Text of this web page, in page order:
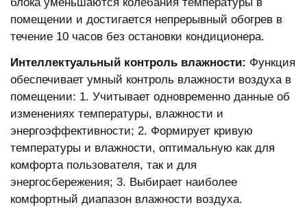
помещении и достигается непрерывный обогрев в
течение 10 часов без остановки кондиционера.
Интеллектуальный контроль влажности: Функция
обеспечивает умный контроль влажности воздуха в
помещении: 1. Учитывает одновременно данные об
изменениях температуры, влажности и
энергоэффективности; 2. Формирует кривую
температуры и влажности, оптимальную как для
комфорта пользователя, так и для
энергосбережения; 3. Выбирает наиболее
комфортный диапазон влажности воздуха.